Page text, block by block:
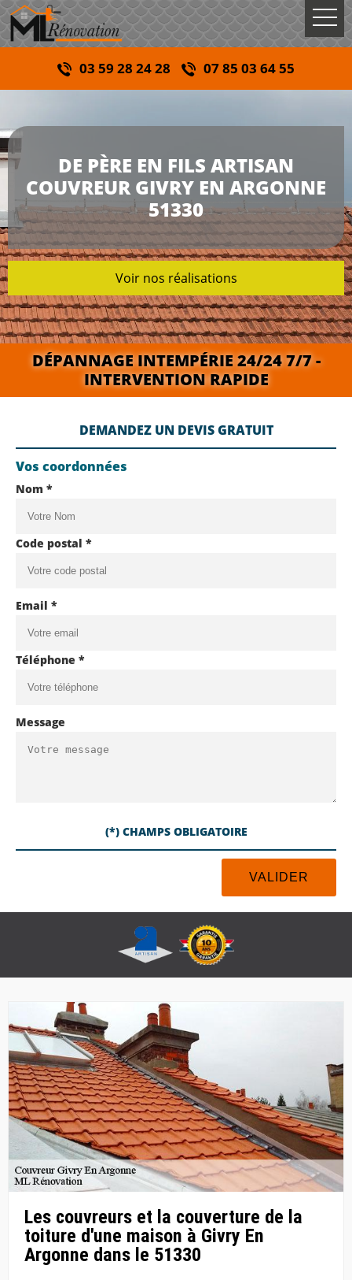
03 59 28 24 28 07 85 03 64 55
DE PÈRE EN FILS ARTISAN
COUVREUR GIVRY EN ARGONNE
51330
Voir nos réalisations
DÉPANNAGE INTEMPÉRIE 24/24 7/7 -
INTERVENTION RAPIDE
DEMANDEZ UN DEVIS GRATUIT
Vos coordonnées
Nom *
Code postal *
Email *
Téléphone *
Message
(*) CHAMPS OBLIGATOIRE
Les couvreurs et la couverture de la
toiture d'une maison à Givry En
Argonne dans le 51330